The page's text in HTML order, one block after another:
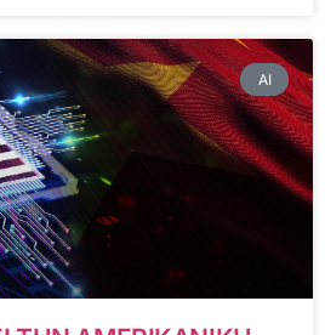
AI